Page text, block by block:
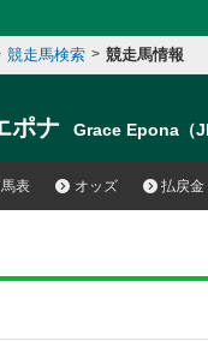
競走馬検索 > 競走馬情報
ポナ Grace Epona（
表 オッズ 払戻金